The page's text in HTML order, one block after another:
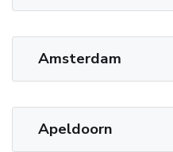
Amsterdam
Apeldoorn